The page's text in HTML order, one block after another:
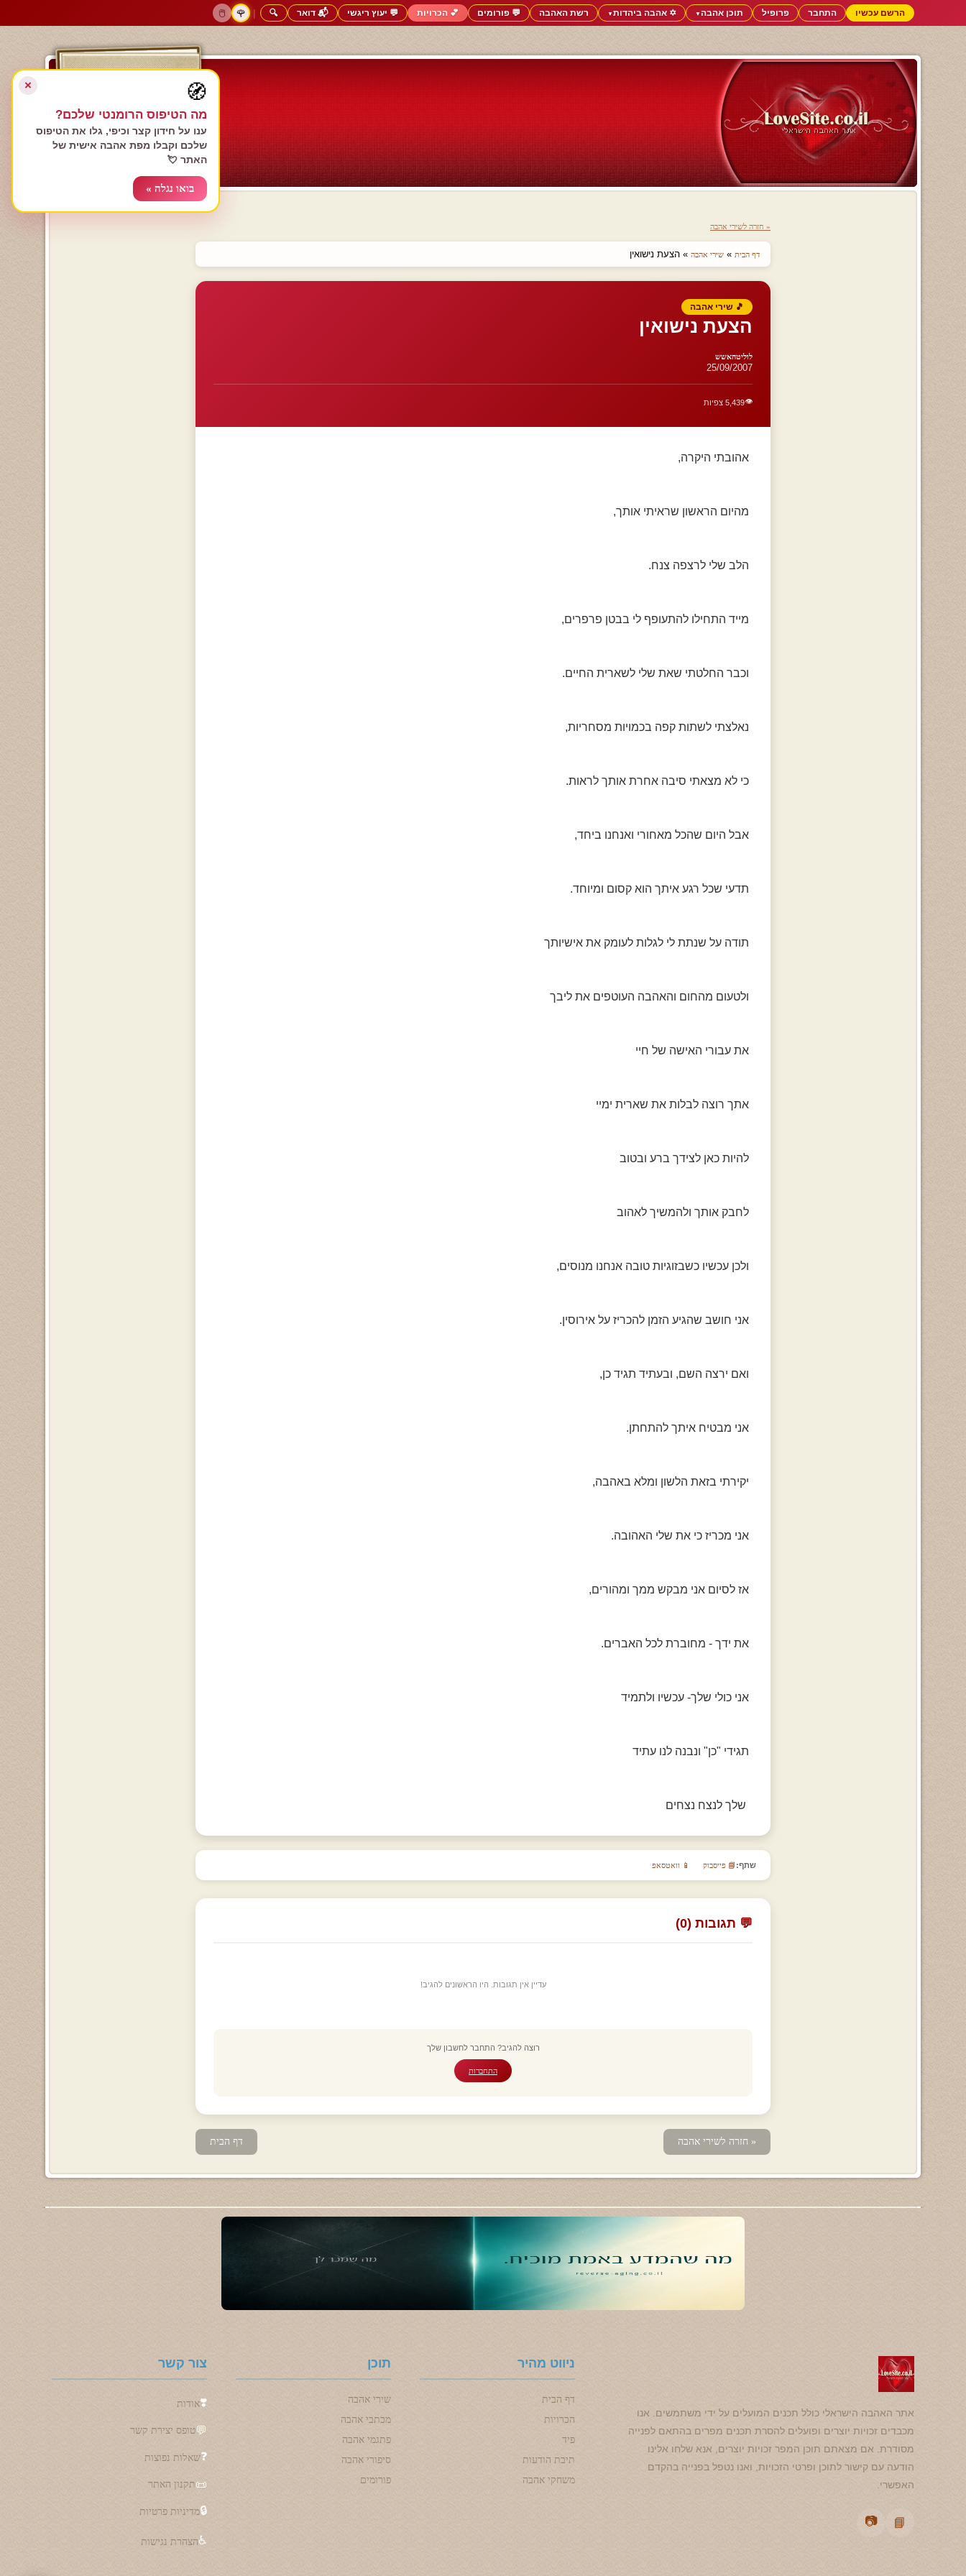
הרשם עכשיו התחבר פרופיל תוכן אהבה▼ ✡️ אהבה ביהדות▼ רשת האהבה 💬 פורומים 💕 הכרויות 💬 יעוץ ריגשי 📬 דואר 🔍
|
🌹
🖱️
הרשם עכשיו
התחבר
« חזרה לשירי אהבה
דף הבית » שירי אהבה » הצעת נישואין
🎵 שירי אהבה
הצעת נישואין
לוליטהאשש
25/09/2007
👁️5,439 צפיות
אהובתי היקרה,
מהיום הראשון שראיתי אותך,
הלב שלי לרצפה צנח.
מייד התחילו להתעופף לי בבטן פרפרים,
וכבר החלטתי שאת שלי לשארית החיים.
נאלצתי לשתות קפה בכמויות מסחריות,
כי לא מצאתי סיבה אחרת אותך לראות.
אבל היום שהכל מאחורי ואנחנו ביחד,
תדעי שכל רגע איתך הוא קסום ומיוחד.
תודה על שנתת לי לגלות לעומק את אישיותך
ולטעום מהחום והאהבה העוטפים את ליבך
את עבורי האישה של חיי
אתך רוצה לבלות את שארית ימיי
להיות כאן לצידך ברע ובטוב
לחבק אותך ולהמשיך לאהוב
ולכן עכשיו כשבזוגיות טובה אנחנו מנוסים,
אני חושב שהגיע הזמן להכריז על אירוסין.
ואם ירצה השם, ובעתיד תגיד כן,
אני מבטיח איתך להתחתן.
יקירתי בזאת הלשון ומלא באהבה,
אני מכריז כי את שלי האהובה.
אז לסיום אני מבקש ממך ומהורים,
את ידך - מחוברת לכל האברים.
אני כולי שלך- עכשיו ולתמיד
תגידי "כן" ונבנה לנו עתיד
שלך לנצח נצחים
שתף: 📘 פייסבוק 📱 וואטסאפ
💬 תגובות (0)
עדיין אין תגובות. היו הראשונים להגיב!
רוצה להגיב? התחבר לחשבון שלך
התחברות
« חזרה לשירי אהבה דף הבית
אתר האהבה הישראלי כולל תכנים המועלים על ידי משתמשים. אנו
מכבדים זכויות יוצרים ופועלים להסרת תכנים מפרים בהתאם לפנייה
מסודרת. אם מצאתם תוכן המפר זכויות יוצרים, אנא שלחו אלינו
הודעה עם קישור לתוכן ופרטי הזכויות, ואנו נטפל בפנייה בהקדם
האפשרי.
📘
📷
ניווט מהיר
דף הבית
הכרויות
פיד
תיבת הודעות
משחקי אהבה
תוכן
שירי אהבה
מכתבי אהבה
פתגמי אהבה
סיפורי אהבה
פורומים
צור קשר
❣️אודות
💬טופס יצירת קשר
❓שאלות נפוצות
📜תקנון האתר
🔒מדיניות פרטיות
♿הצהרת נגישות